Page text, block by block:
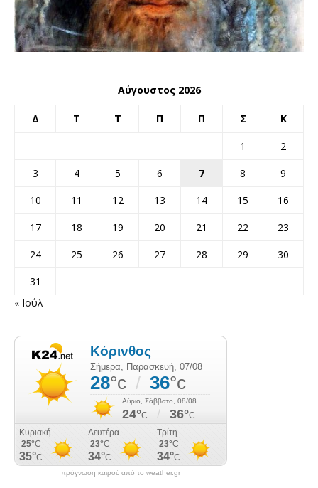
Αύγουστος 2026
Δ Τ Τ Π Π Σ Κ
1
2
3
4 5 6 7 8
9
10
11 12 13 14 15
16
17
18 19 20 21 22
23
24
25 26 27 28 29
30
31
« Ιούλ
πρόγνωση καιρού από το weather.gr